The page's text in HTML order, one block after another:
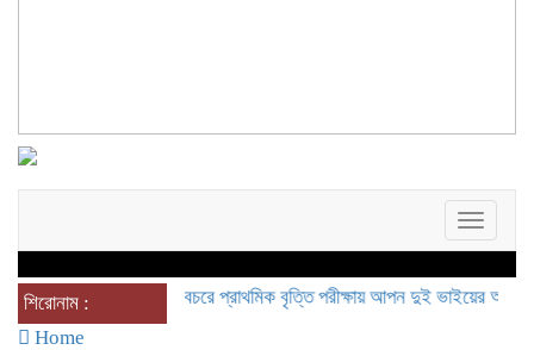
Toggle
শিরোনাম :
শিবচরে প্রাথমিক বৃত্তি পরীক্ষায় আপন দুই ভাইয়ের অনন্য সাফল্য
Home